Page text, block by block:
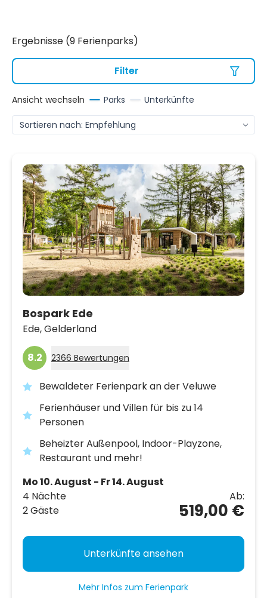
Ergebnisse (9 Ferienparks)
Filter
Ansicht wechseln Parks Unterkünfte
Bospark Ede
Ede,Gelderland
8.2 2366 Bewertungen
Bewaldeter Ferienpark an der Veluwe
Ferienhäuser und Villen für bis zu 14
Personen
Beheizter Außenpool, Indoor-Playzone,
Restaurant und mehr!
Mo 10. August - Fr 14. August
4 Nächte
2 Gäste
Ab:
519,00 €
Unterkünfte ansehen
Mehr Infos zum Ferienpark